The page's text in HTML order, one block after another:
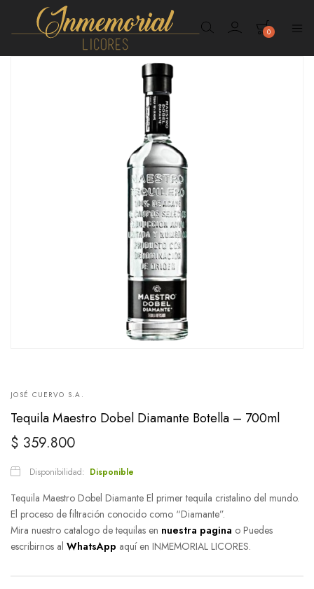
Inmemorial
0
JOSÉ CUERVO S.A.
Tequila Maestro Dobel Diamante Botella – 700ml
$ 359.800
Disponibilidad: Disponible
Tequila Maestro Dobel Diamante El primer tequila cristalino del mundo.
El proceso de filtración conocido como “Diamante”.
Mira nuestro catalogo de tequilas en nuestra pagina o Puedes
escribirnos al WhatsApp aquí en INMEMORIAL LICORES.